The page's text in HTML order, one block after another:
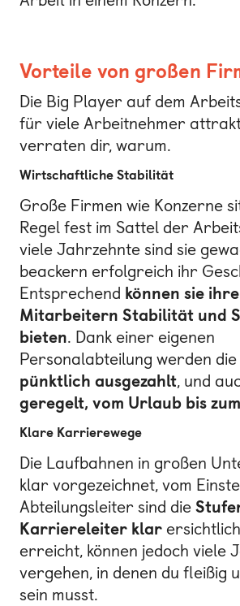
Vorteile von großen
Die Big Player auf dem
für viele Arbeitnehmer
verraten dir, warum.
Wirtschaftliche Stabilität
Große Firmen wie Konzerne
Regel fest im Sattel der
viele Jahrzehnte sind sie
beackern erfolgreich ihr
Entsprechend können sie
Mitarbeitern Stabilität und
bieten. Dank einer eigenen
Personalabteilung werden die
pünktlich ausgezahlt, und
geregelt, vom Urlaub bis
Klare Karrierewege
Die Laufbahnen in großen
klar vorgezeichnet, vom
Abteilungsleiter sind die
Karriereleiter klar
erreicht, können jedoch viele
vergehen, in denen du fleißig
sein musst.